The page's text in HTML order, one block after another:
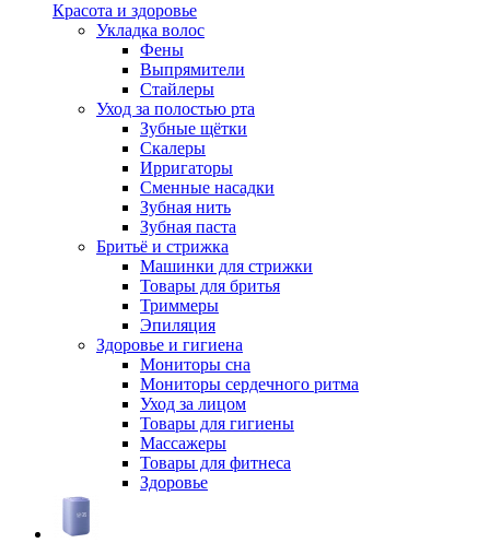
Красота и здоровье
Укладка волос
Фены
Выпрямители
Стайлеры
Уход за полостью рта
Зубные щётки
Скалеры
Ирригаторы
Сменные насадки
Зубная нить
Зубная паста
Бритьё и стрижка
Машинки для стрижки
Товары для бритья
Триммеры
Эпиляция
Здоровье и гигиена
Мониторы сна
Мониторы сердечного ритма
Уход за лицом
Товары для гигиены
Массажеры
Товары для фитнеса
Здоровье